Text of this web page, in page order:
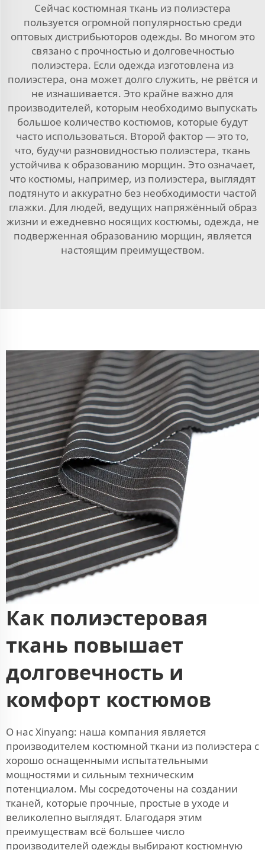
Сейчас костюмная ткань из полиэстера
пользуется огромной популярностью среди
оптовых дистрибьюторов одежды. Во многом это
связано с прочностью и долговечностью
полиэстера. Если одежда изготовлена из
полиэстера, она может долго служить, не рвётся и
не изнашивается. Это крайне важно для
производителей, которым необходимо выпускать
большое количество костюмов, которые будут
часто использоваться. Второй фактор — это то,
что, будучи разновидностью полиэстера, ткань
устойчива к образованию морщин. Это означает,
что костюмы, например, из полиэстера, выглядят
подтянуто и аккуратно без необходимости частой
глажки. Для людей, ведущих напряжённый образ
жизни и ежедневно носящих костюмы, одежда, не
подверженная образованию морщин, является
настоящим преимуществом.
Как полиэстеровая
ткань повышает
долговечность и
комфорт костюмов
О нас Xinyang: наша компания является
производителем костюмной ткани из полиэстера с
хорошо оснащенными испытательными
мощностями и сильным техническим
потенциалом. Мы сосредоточены на создании
тканей, которые прочные, простые в уходе и
великолепно выглядят. Благодаря этим
преимуществам всё большее число
производителей одежды выбирают костюмную